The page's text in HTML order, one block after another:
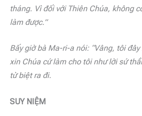
tháng. Vì đối với Thiên Chúa, không
làm được.”
Bấy giờ bà Ma-ri-a nói: “Vâng, tôi
xin Chúa cứ làm cho tôi như lời sứ
từ biệt ra đi.
SUY NIỆM